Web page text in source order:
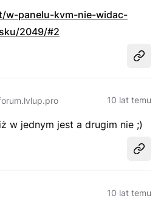
panelu-kvm-nie-widac-
2049/#2
10 lat temu
w jednym jest a drugim nie ;)
10 lat temu